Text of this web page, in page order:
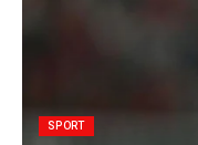
SPORT